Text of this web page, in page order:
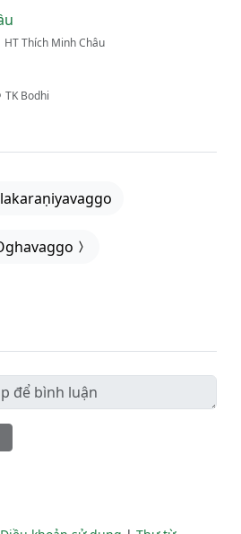
HT Thích Minh Châu
TK Bodhi